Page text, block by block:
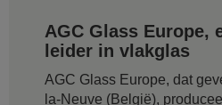
AGC Glass Europe,
leider in vlakglas
AGC Glass Europe, dat
la-Neuve (België),